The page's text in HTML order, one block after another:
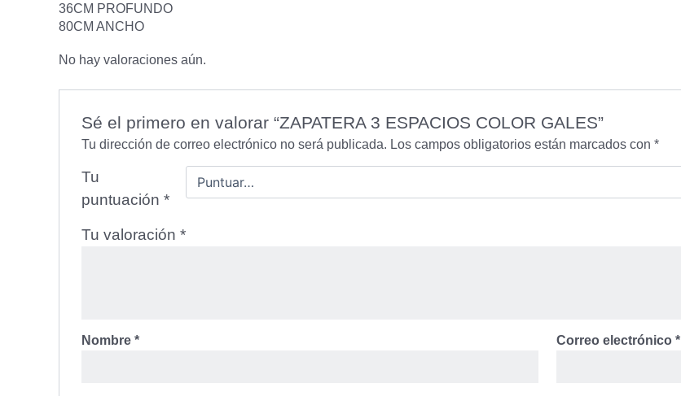
36CM PROFUNDO
80CM ANCHO
No hay valoraciones aún.
Sé el primero en valorar “ZAPATERA 3 ESPACIOS COLOR GALES”
Tu dirección de correo electrónico no será publicada. Los campos obligatorios están marcados con *
Tu
puntuación *
Tu valoración *
Nombre * Correo electrónico*